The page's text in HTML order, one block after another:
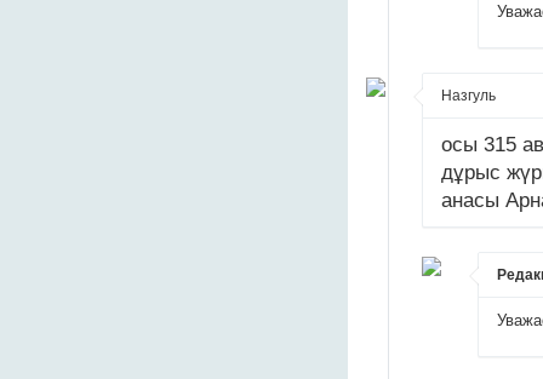
Назгуль
осы 315
дұрыс
анасы